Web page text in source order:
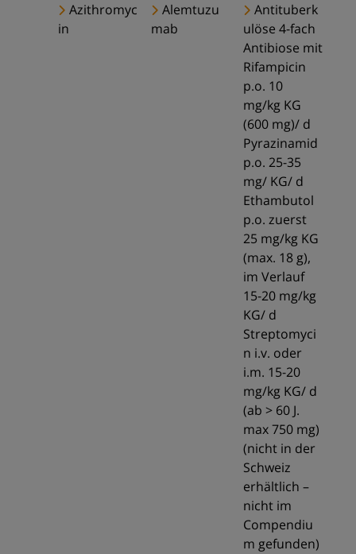
Azithromyc
in
Alemtuzu
mab
Antituberk
ulöse 4-fach
Antibiose mit
Rifampicin
p.o. 10
mg/kg KG
(600 mg)/ d
Pyrazinamid
p.o. 25-35
mg/ KG/ d
Ethambutol
p.o. zuerst
25 mg/kg KG
(max. 18 g),
im Verlauf
15-20 mg/kg
KG/ d
Streptomyci
n i.v. oder
i.m. 15-20
mg/kg KG/ d
(ab > 60 J.
max 750 mg)
(nicht in der
Schweiz
erhältlich –
nicht im
Compendiu
m gefunden)